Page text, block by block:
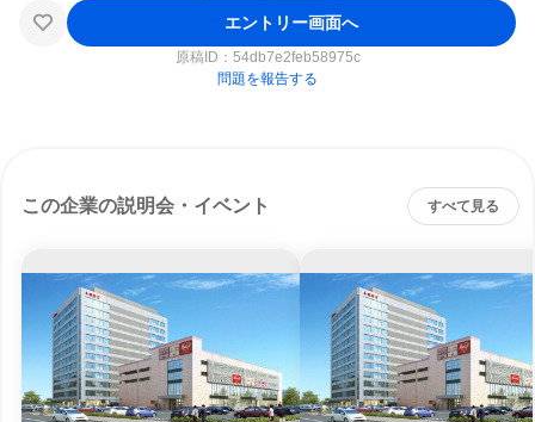
エントリー画面へ
原稿ID： 54db7e2feb58975c
問題を報告する
この企業の説明会・イベント すべて見る